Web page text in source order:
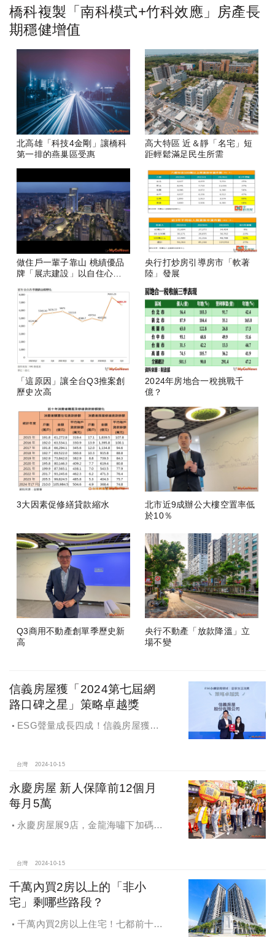
橋科複製「南科模式+竹科效應」房產長
期穩健增值
北高雄「科技4金剛」讓橋科
第一排的燕巢區受惠
高大特區 近＆靜「名宅」短
距輕鬆滿足民生所需
做住戶一輩子靠山 桃績優品
牌「展志建設」以自住心蓋
央行打炒房引導房市「軟著
陸」發展
「這原因」讓全台Q3推案創
歷史次高
2024年房地合一稅挑戰千
億？
3大因素促修繕貸款縮水
北市近9成辦公大樓空置率低
於10％
Q3商用不動產創單季歷史新
高
央行不動產「放款降溫」立
場不變
信義房屋獲「2024第七屆網
路口碑之星」策略卓越獎
ESG聲量成長四成！信義房屋獲
台灣 2024-10-15
永慶房屋 新人保障前12個月
每月5萬
永慶房屋展9店，金龍海嘯下加碼員
福感，看得到更領得到！業務新人保
障前12個月每月5萬
台灣 2024-10-15
千萬內買2房以上的「非小
宅」剩哪些路段？
千萬內買2房以上住宅！七都前十大